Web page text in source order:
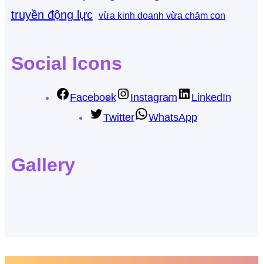
truyền động lực vừa kinh doanh vừa chăm con
Social Icons
Facebook Instagram
LinkedIn
Twitter
WhatsApp
Gallery